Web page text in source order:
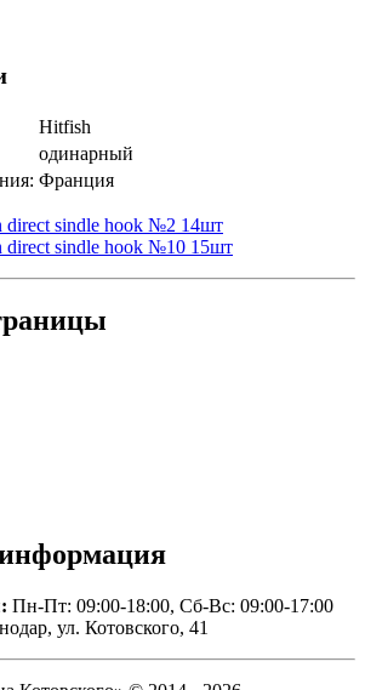
Hitfish
одинарный
Франция
sindle hook №2 14шт
sindle hook №10 15шт
Пн-Пт: 09:00-18:00, Сб-Вс: 09:00-17:00
ул. Котовского, 41